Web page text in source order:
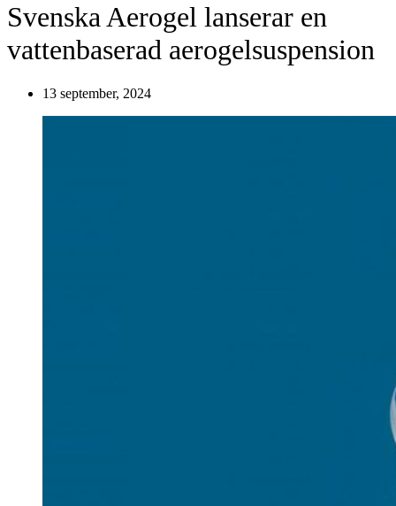
Svenska Aerogel lanserar en
vattenbaserad aerogelsuspension
13 september, 2024